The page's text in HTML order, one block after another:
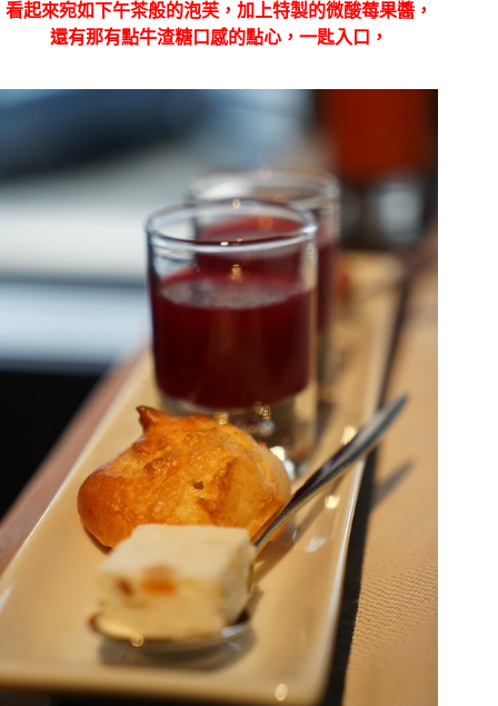
看起來宛如下午茶般的泡芙，加上特製的微酸莓果醬，
還有那有點牛渣糖口感的點心，一匙入口，